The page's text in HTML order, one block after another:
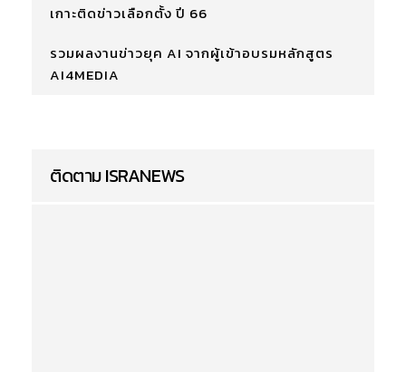
เกาะติดข่าวเลือกตั้ง ปี 66
รวมผลงานข่าวยุค AI จากผู้เข้าอบรมหลักสูตร
AI4MEDIA
ติดตาม ISRANEWS